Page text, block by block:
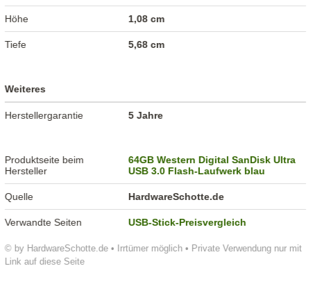
© by HardwareSchotte.de • Irrtümer möglich • Private Verwendung nur mit
Link auf diese Seite
Höhe 1,08 cm
Tiefe 5,68 cm
Weiteres
Herstellergarantie 5 Jahre
Produktseite beim
Hersteller
64GB Western Digital SanDisk Ultra
USB 3.0 Flash-Laufwerk blau
Quelle HardwareSchotte.de
Verwandte Seiten USB-Stick-Preisvergleich